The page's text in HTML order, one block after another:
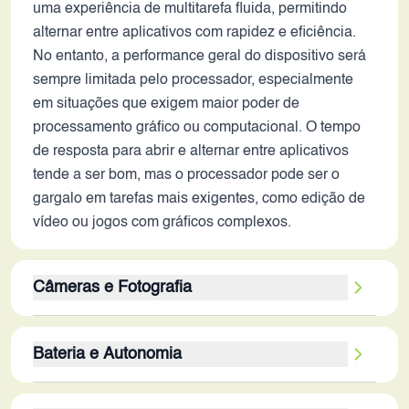
uma experiência de multitarefa fluida, permitindo
alternar entre aplicativos com rapidez e eficiência.
No entanto, a performance geral do dispositivo será
sempre limitada pelo processador, especialmente
em situações que exigem maior poder de
processamento gráfico ou computacional. O tempo
de resposta para abrir e alternar entre aplicativos
tende a ser bom, mas o processador pode ser o
gargalo em tarefas mais exigentes, como edição de
vídeo ou jogos com gráficos complexos.
Câmeras e Fotografia
uma câmera traseira principal de 50MP, uma
secundária de 2MP e uma câmera frontal de 8MP. A
Bateria e Autonomia